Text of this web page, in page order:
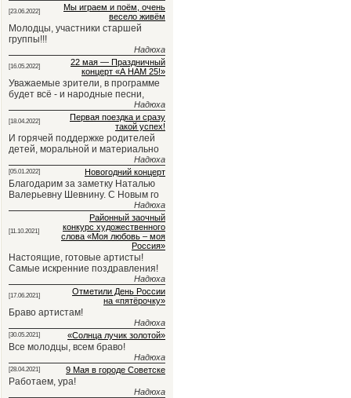
[23.06.2022]
Мы играем и поём, очень
весело живём
Молодцы, участники старшей
группы!!!
Надюха
[16.05.2022]
22 мая — Праздничный
концерт «А НАМ 25!»
Уважаемые зрители, в программе
будет всё - и народные песни,
Надюха
[18.04.2022]
Первая поездка и сразу
такой успех!
И горячей поддержке родителей
детей, моральной и материально
Надюха
[05.01.2022] Новогодний концерт
Благодарим за заметку Наталью
Валерьевну Шевнину. С Новым го
Надюха
[11.10.2021]
Районный заочный
конкурс художественного
слова «Моя любовь – моя
Россия»
Настоящие, готовые артисты!
Самые искренние поздравления!
Надюха
[17.06.2021]
Отметили День России
на «пятёрочку»
Браво артистам!
Надюха
[30.05.2021] «Солнца лучик золотой»
Все молодцы, всем браво!
Надюха
[28.04.2021] 9 Мая в городе Советске
Работаем, ура!
Надюха